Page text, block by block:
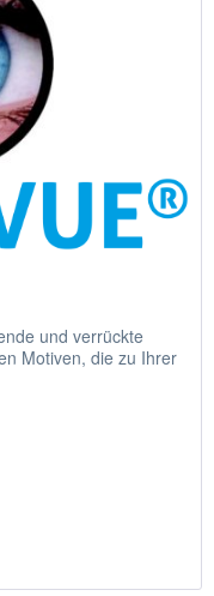
und verrückte
Motiven, die zu Ihrer